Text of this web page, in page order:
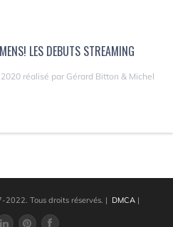
LES DEBUTS STREAMING
réalisé par Gérard Bitton & Michel
Tous droits réservés. | DMCA|